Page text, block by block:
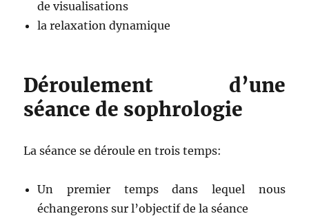
de visualisations
la relaxation dynamique
Déroulement d’une
séance de sophrologie
La séance se déroule en trois temps:
Un premier temps dans lequel nous
échangerons sur l’objectif de la séance